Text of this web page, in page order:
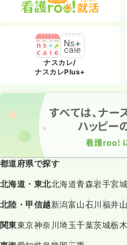
ナスカレ/
ナスカレPlus+
都道府県で探す
北海道・東北北海道青森岩手宮
北陸・甲信越新潟富山石川福井
関東東京神奈川埼玉千葉茨城栃